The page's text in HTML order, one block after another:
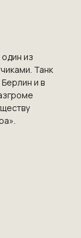
из
Танк
и в